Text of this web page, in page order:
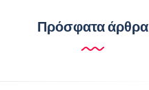
Πρόσφατα άρθρα